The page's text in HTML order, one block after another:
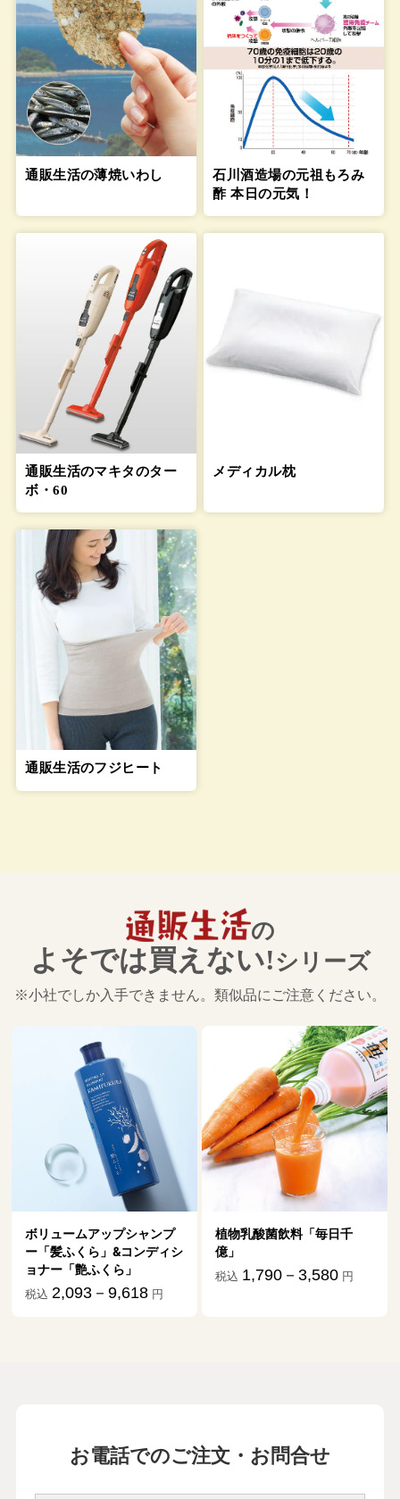
通販生活の薄焼いわし
石川酒造場の元祖もろみ
酢 本日の元気！
通販生活のマキタのター
ボ・60
メディカル枕
通販生活のフジヒート
の
よそでは買えない!シリーズ
※小社でしか入手できません。類似品にご注意ください。
ィシ
植物乳酸菌飲料「毎日千
億」
税込 1,790－3,580
搾り立てエゴマ油
税込 1,890－3,780 円
お電話でのご注文・お問合せ